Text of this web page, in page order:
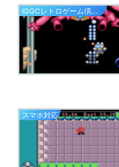
スマホ対応